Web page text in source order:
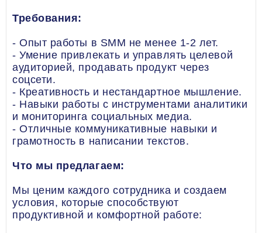
Требования:
- Опыт работы в SMM не менее 1-2 лет.
- Умение привлекать и управлять целевой
аудиторией, продавать продукт через
соцсети.
- Креативность и нестандартное мышление.
- Навыки работы с инструментами аналитики
и мониторинга социальных медиа.
- Отличные коммуникативные навыки и
грамотность в написании текстов.
Что мы предлагаем:
Мы ценим каждого сотрудника и создаем
условия, которые способствуют
продуктивной и комфортной работе: